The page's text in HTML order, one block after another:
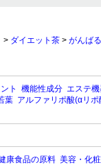
> ダイエット茶 > がんば
ト 機能性成分 エステ
葉 アルファリポ酸(αリポ
康食品の原料 美容・化